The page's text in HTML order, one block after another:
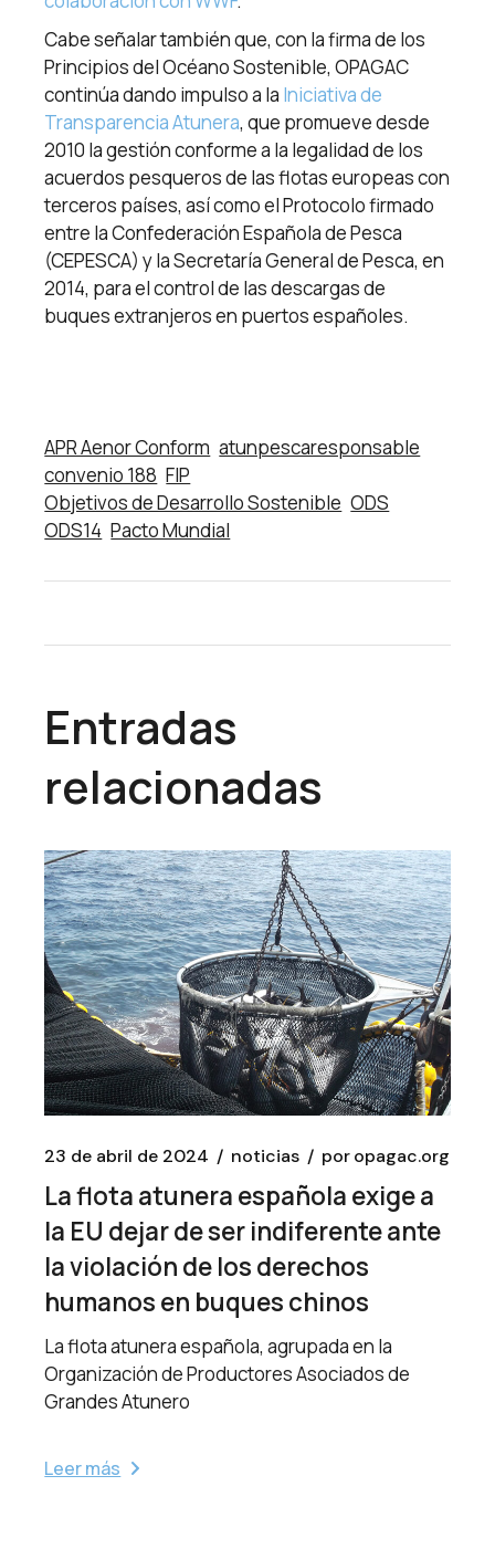
Cabe señalar también que, con la firma de los
Principios del Océano Sostenible, OPAGAC
continúa dando impulso a la Iniciativa de
Transparencia Atunera, que promueve desde
2010 la gestión conforme a la legalidad de los
acuerdos pesqueros de las flotas europeas con
terceros países, así como el Protocolo firmado
entre la Confederación Española de Pesca
(CEPESCA) y la Secretaría General de Pesca, en
2014, para el control de las descargas de
buques extranjeros en puertos españoles.
APR Aenor Conform atunpescaresponsable
convenio 188 FIP
Objetivos de Desarrollo Sostenible ODS
ODS14 Pacto Mundial
Entradas
relacionadas
23 de abril de 2024 noticias poropagac.org
La flota atunera española exige a
la EU dejar de ser indiferente ante
la violación de los derechos
humanos en buques chinos
La flota atunera española, agrupada en la
Organización de Productores Asociados de
Grandes Atunero
Leer más